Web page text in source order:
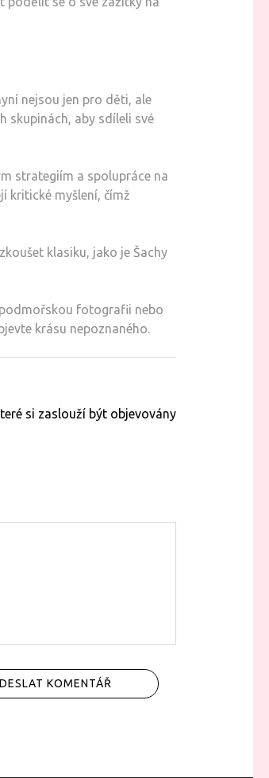
nejsou jen pro děti, ale
skupinách, aby sdíleli své
strategiím a spolupráce na
kritické myšlení, čímž
klasiku, jako je Šachy
fotografii nebo
krásu nepoznaného.
si zaslouží být objevovány